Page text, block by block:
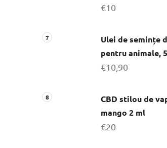
€10
Ulei de semințe
pentru animale,
€10,90
CBD stilou de
mango 2 ml
€20